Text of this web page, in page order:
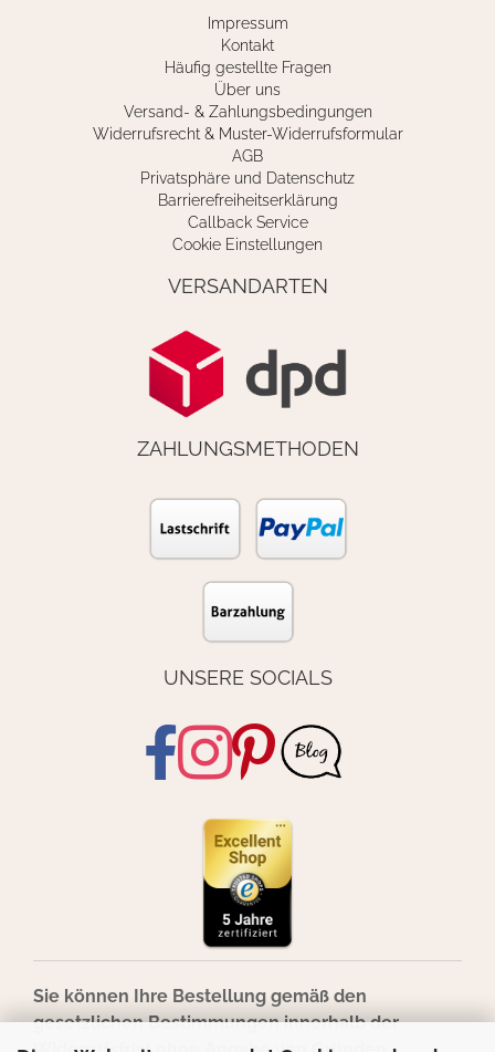
Impressum
Kontakt
Häufig gestellte Fragen
Über uns
Versand- & Zahlungsbedingungen
Widerrufsrecht & Muster-Widerrufsformular
AGB
Privatsphäre und Datenschutz
Barrierefreiheitserklärung
Callback Service
Cookie Einstellungen
VERSANDARTEN
ZAHLUNGSMETHODEN
UNSERE SOCIALS
Sie können Ihre Bestellung gemäß den
gesetzlichen Bestimmungen innerhalb der